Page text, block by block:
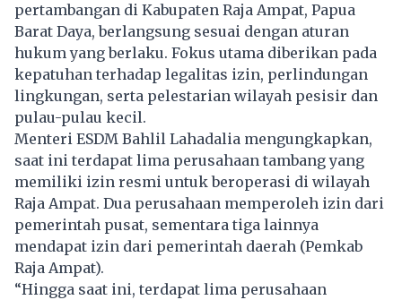
pertambangan di Kabupaten Raja Ampat, Papua
Barat Daya, berlangsung sesuai dengan aturan
hukum yang berlaku. Fokus utama diberikan pada
kepatuhan terhadap legalitas izin, perlindungan
lingkungan, serta pelestarian wilayah pesisir dan
pulau-pulau kecil.
Menteri ESDM Bahlil Lahadalia mengungkapkan,
saat ini terdapat lima perusahaan tambang yang
memiliki izin resmi untuk beroperasi di wilayah
Raja Ampat. Dua perusahaan memperoleh izin dari
pemerintah pusat, sementara tiga lainnya
mendapat izin dari pemerintah daerah (Pemkab
Raja Ampat).
“Hingga saat ini, terdapat lima perusahaan